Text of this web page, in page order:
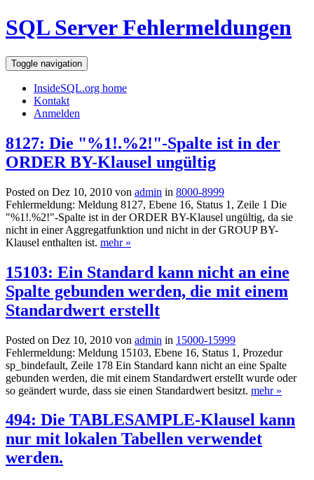
SQL Server Fehlermeldungen
Toggle navigation
InsideSQL.org home
Kontakt
Anmelden
8127: Die "%1!.%2!"-Spalte ist in der
ORDER BY-Klausel ungültig
Posted on Dez 10, 2010 von admin in 8000-8999
Fehlermeldung: Meldung 8127, Ebene 16, Status 1, Zeile 1 Die
"%1!.%2!"-Spalte ist in der ORDER BY-Klausel ungültig, da sie
nicht in einer Aggregatfunktion und nicht in der GROUP BY-
Klausel enthalten ist. mehr »
15103: Ein Standard kann nicht an eine
Spalte gebunden werden, die mit einem
Standardwert erstellt
Posted on Dez 10, 2010 von admin in 15000-15999
Fehlermeldung: Meldung 15103, Ebene 16, Status 1, Prozedur
sp_bindefault, Zeile 178 Ein Standard kann nicht an eine Spalte
gebunden werden, die mit einem Standardwert erstellt wurde oder
so geändert wurde, dass sie einen Standardwert besitzt. mehr »
494: Die TABLESAMPLE-Klausel kann
nur mit lokalen Tabellen verwendet
werden.